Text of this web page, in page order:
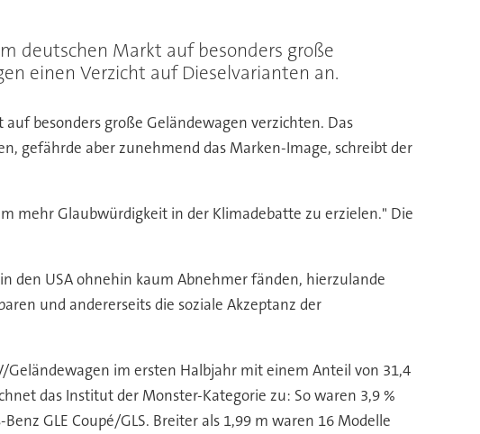
deutschen Markt auf besonders große
einen Verzicht auf Dieselvarianten an.
besonders große Geländewagen verzichten. Das
gefährde aber zunehmend das Marken-Image, schreibt der
mehr Glaubwürdigkeit in der Klimadebatte zu erzielen." Die
den USA ohnehin kaum Abnehmer fänden, hierzulande
und andererseits die soziale Akzeptanz der
im ersten Halbjahr mit einem Anteil von 31,4
das Institut der Monster-Kategorie zu: So waren 3,9 %
GLE Coupé/GLS. Breiter als 1,99 m waren 16 Modelle